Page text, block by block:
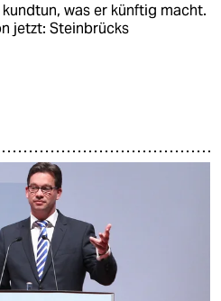
was er künftig macht.
jetzt: Steinbrücks